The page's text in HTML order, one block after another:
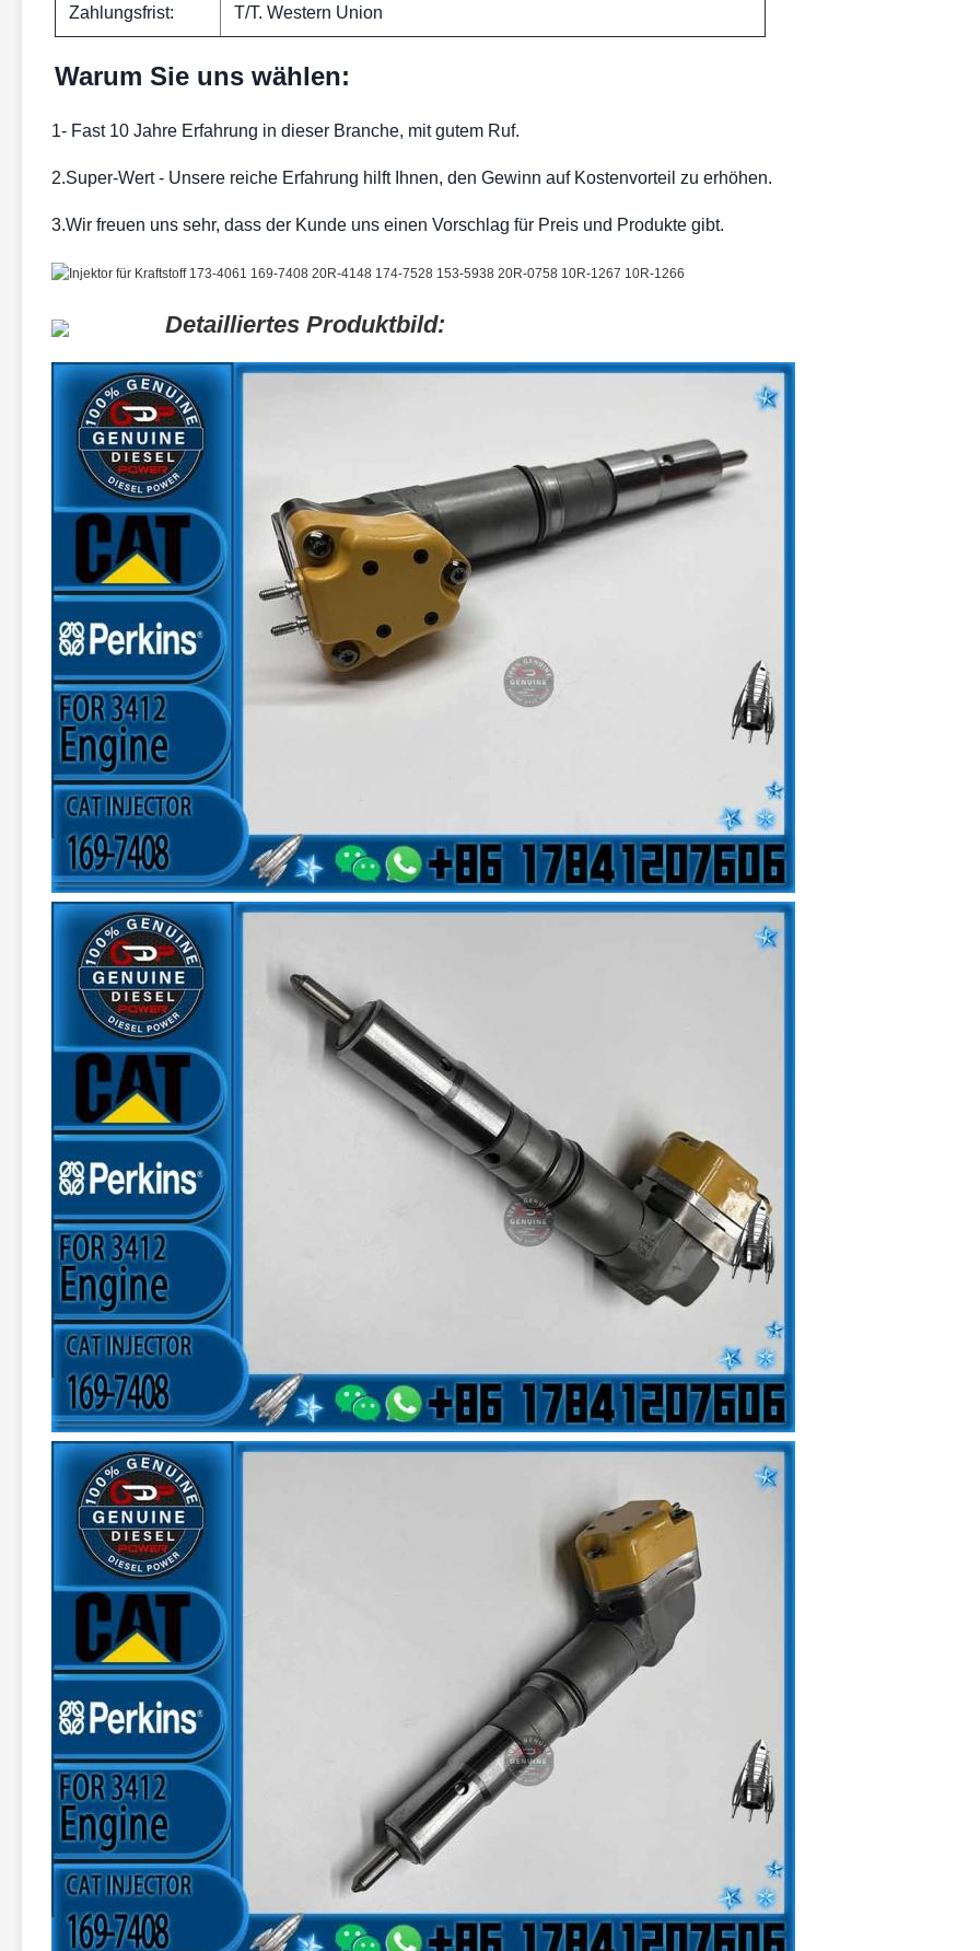
Zahlungsfrist: T/T. Western Union
Warum Sie uns wählen:
1- Fast 10 Jahre Erfahrung in dieser Branche, mit gutem Ruf.
2.Super-Wert - Unsere reiche Erfahrung hilft Ihnen, den Gewinn auf Kostenvorteil zu erhöhen.
3.Wir freuen uns sehr, dass der Kunde uns einen Vorschlag für Preis und Produkte gibt.
Detailliertes Produktbild: